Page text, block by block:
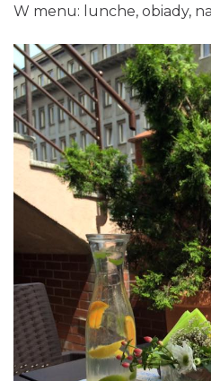
W menu: lunche, obiady,